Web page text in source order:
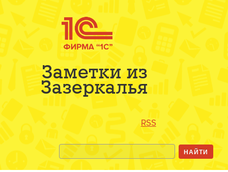
Заметки из
Зазеркалья
RSS